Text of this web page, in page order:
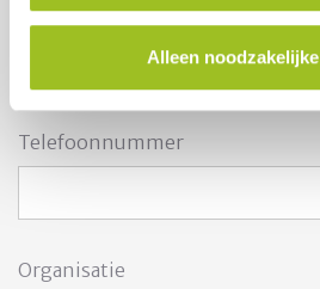
Alleen
E-mailadres *
Telefoonnummer
Organisatie